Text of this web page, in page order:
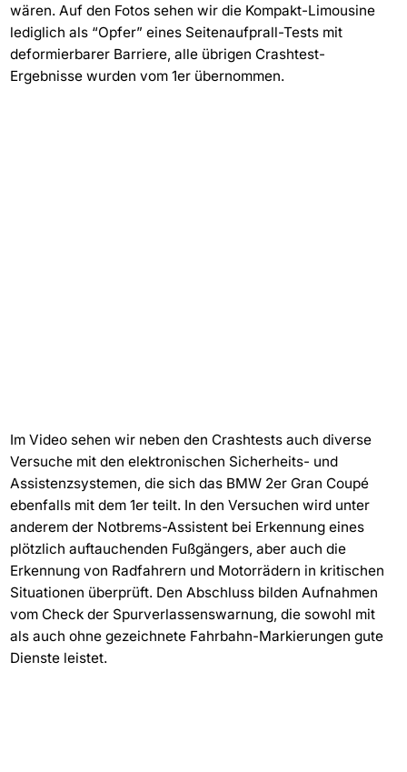
wären. Auf den Fotos sehen wir die Kompakt-Limousine
lediglich als “Opfer” eines Seitenaufprall-Tests mit
deformierbarer Barriere, alle übrigen Crashtest-
Ergebnisse wurden vom 1er übernommen.
Im Video sehen wir neben den Crashtests auch diverse
Versuche mit den elektronischen Sicherheits- und
Assistenzsystemen, die sich das BMW 2er Gran Coupé
ebenfalls mit dem 1er teilt. In den Versuchen wird unter
anderem der Notbrems-Assistent bei Erkennung eines
plötzlich auftauchenden Fußgängers, aber auch die
Erkennung von Radfahrern und Motorrädern in kritischen
Situationen überprüft. Den Abschluss bilden Aufnahmen
vom Check der Spurverlassenswarnung, die sowohl mit
als auch ohne gezeichnete Fahrbahn-Markierungen gute
Dienste leistet.